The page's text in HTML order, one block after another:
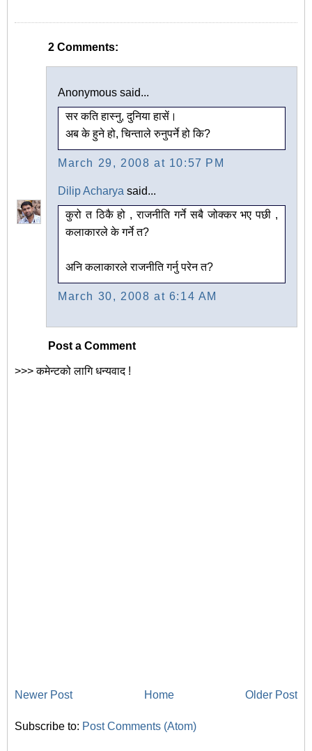
2 Comments:
Anonymous said...
सर कति हास्नु, दुनिया हासें।
अब के हुने हो, चिन्ताले रुनुपर्ने हो कि?
March 29, 2008 at 10:57 PM
Dilip Acharya said...
कुरो त ठिकै हो , राजनीति गर्ने सबै जोक्कर भए पछी ,
कलाकारले के गर्ने त?
अनि कलाकारले राजनीति गर्नु परेन त?
March 30, 2008 at 6:14 AM
Post a Comment
>>> कमेन्टको लागि धन्यवाद !
Newer Post Older Post
Home
Subscribe to: Post Comments (Atom)